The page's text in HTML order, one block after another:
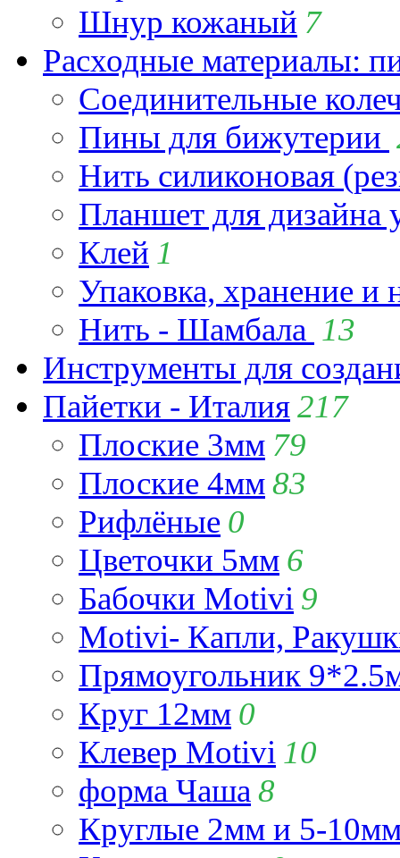
Шнур кожаный 7
Расходные материалы:
Соединительные
Пины для бижутерии
Нить силиконовая
Планшет для
Клей 1
Упаковка, хранение и
Нить - Шамбала 13
Инструменты для
Пайетки - Италия217
Плоские 3мм 79
Плоские 4мм83
Рифлёные 0
Цветочки 5мм 6
Бабочки Motivi 9
Motivi- Капли,
Прямоугольник
Круг 12мм 0
Клевер Motivi 10
форма Чаша 8
Круглые 2мм и 5-